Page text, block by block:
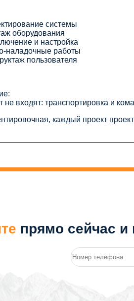
системы
оборудования
и настройка
наладочные работы
пользователя
не входят: транспортировка и
каждый проект
прямо сейчас и